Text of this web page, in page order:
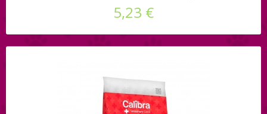
5,23 €